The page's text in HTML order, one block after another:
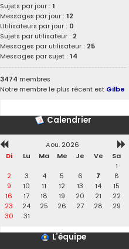
Sujets par jour :1
Messages par jour :12
Utilisateurs par jour : 0
Sujets par utilisateur : 2
Messages par utilisateur : 25
Messages par sujet :14
3474 membres
Notre membre le plus récent est Gilbe
Calendrier
Aou. 2026
Di
Lu Ma Me Je Ve
Sa
1
2
3 4 5 6 7
8
9
10 11 12 13 14
15
16
17 18 19 20 21
22
23
24 25 26 27 28
29
30
31
L’équipe